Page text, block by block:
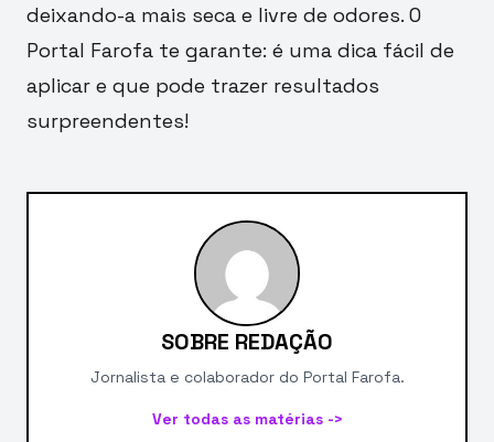
deixando-a mais seca e livre de odores. O
Portal Farofa te garante: é uma dica fácil de
aplicar e que pode trazer resultados
surpreendentes!
SOBRE REDAÇÃO
Jornalista e colaborador do Portal Farofa.
Ver todas as matérias ->